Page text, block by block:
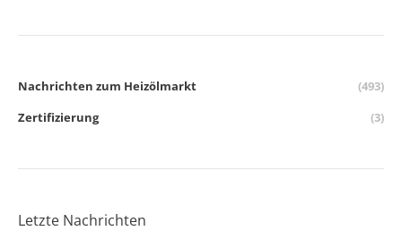
Nachrichten zum Heizölmarkt
(493)
Zertifizierung
(3)
Letzte Nachrichten